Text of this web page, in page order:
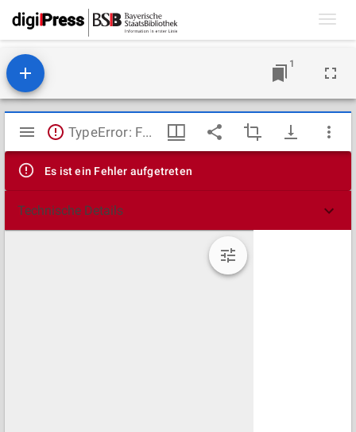
1
Mirador
Viewer
TypeError: Failed to fetch
Es ist ein Fehler aufgetreten
Technische Details